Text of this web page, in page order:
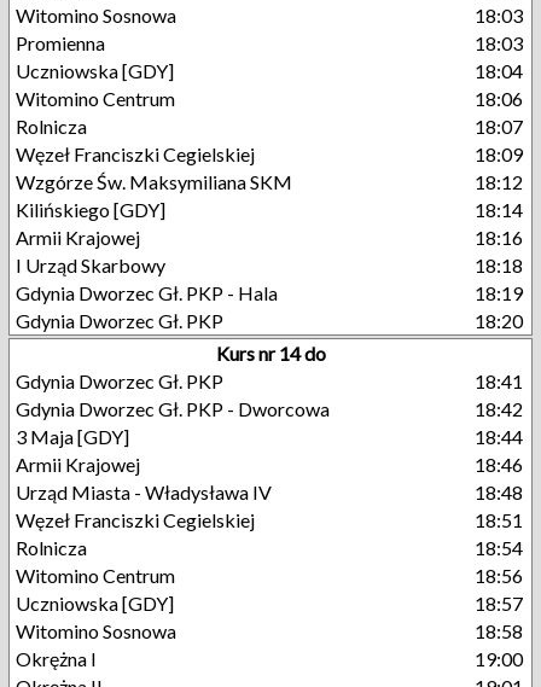
Witomino Sosnowa
18:03
Promienna
18:03
Uczniowska [GDY]
18:04
Witomino Centrum
18:06
Rolnicza
18:07
Węzeł Franciszki Cegielskiej
18:09
Wzgórze Św. Maksymiliana SKM
18:12
Kilińskiego [GDY]
18:14
Armii Krajowej
18:16
I Urząd Skarbowy
18:18
Gdynia Dworzec Gł. PKP - Hala
18:19
Gdynia Dworzec Gł. PKP
18:20
Kurs nr 14 do
Gdynia Dworzec Gł. PKP
18:41
Gdynia Dworzec Gł. PKP - Dworcowa
18:42
3 Maja [GDY]
18:44
Armii Krajowej
18:46
Urząd Miasta - Władysława IV
18:48
Węzeł Franciszki Cegielskiej
18:51
Rolnicza
18:54
Witomino Centrum
18:56
Uczniowska [GDY]
18:57
Witomino Sosnowa
18:58
Okrężna I
19:00